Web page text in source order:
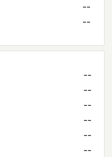
--
--
--
--
--
--
--
--